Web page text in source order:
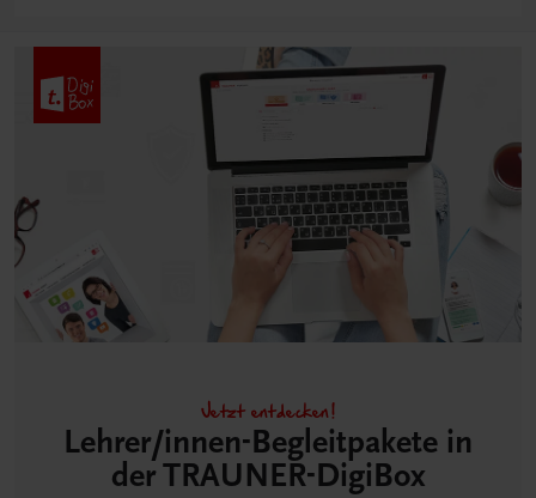
Jetzt entdecken!
Lehrer/innen-Begleitpakete in
der TRAUNER-DigiBox